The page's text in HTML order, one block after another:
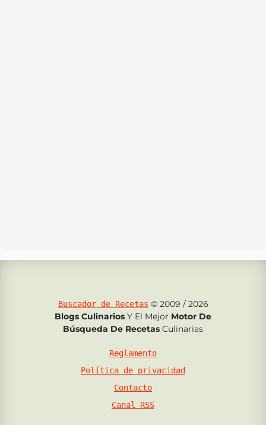
Buscador de Recetas © 2009 / 2026
Blogs Culinarios Y El Mejor Motor De
Búsqueda De Recetas Culinarias
Reglamento
Política de privacidad
Contacto
Canal RSS